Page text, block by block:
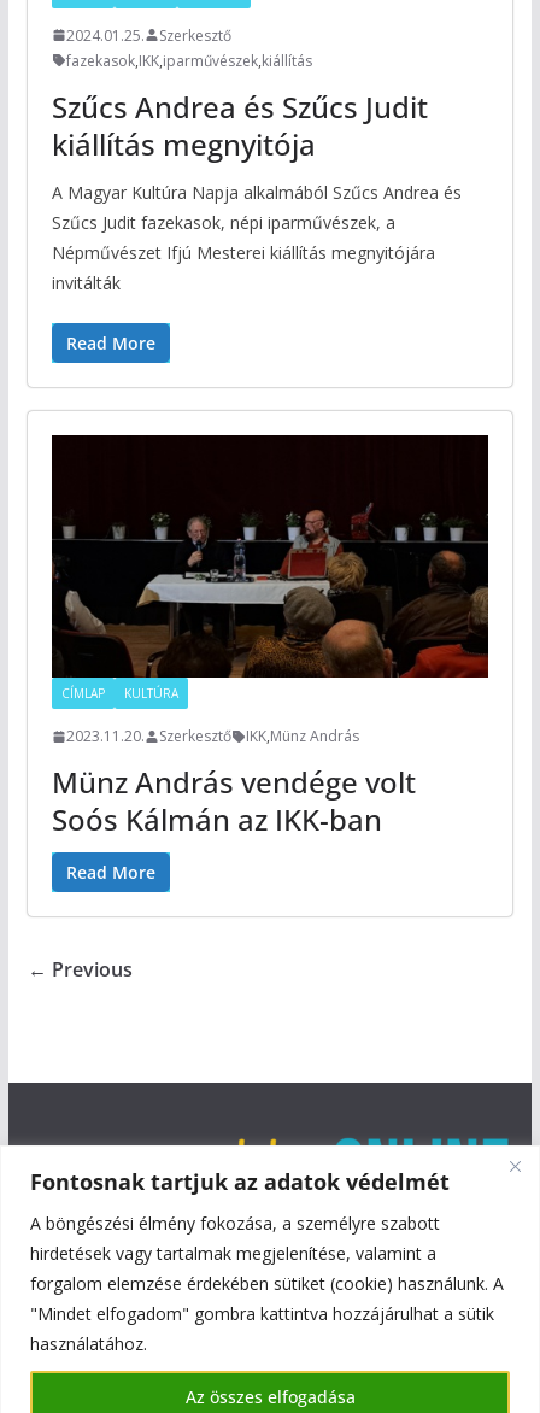
Fontosnak tartjuk az adatok védelmét
A böngészési élmény fokozása, a személyre szabott
hirdetések vagy tartalmak megjelenítése, valamint a
forgalom elemzése érdekében sütiket (cookie) használunk. A
"Mindet elfogadom" gombra kattintva hozzájárulhat a sütik
használatához.
Az összes elfogadása
2024.01.25.
Szerkesztő
fazekasok,IKK,iparművészek,kiállítás
Szűcs Andrea és Szűcs Judit
kiállítás megnyitója
A Magyar Kultúra Napja alkalmából Szűcs Andrea és
Szűcs Judit fazekasok, népi iparművészek, a
Népművészet Ifjú Mesterei kiállítás megnyitójára
invitálták
Read More
CÍMLAP KULTÚRA
2023.11.20. Szerkesztő IKK,Münz András
Münz András vendége volt
Soós Kálmán az IKK-ban
Read More
← Previous
Copyright © 2026Szentmiklós Online